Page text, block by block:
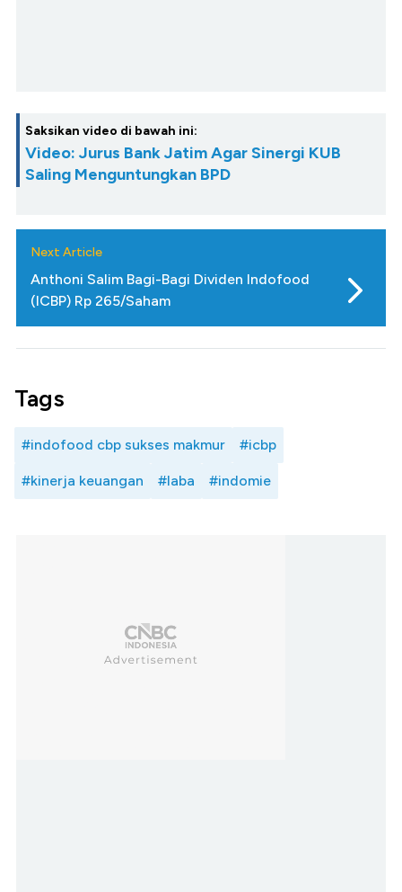
Saksikan video di bawah ini:
Video: Jurus Bank Jatim Agar Sinergi KUB
Saling Menguntungkan BPD
Next Article
Anthoni Salim Bagi-Bagi Dividen Indofood
(ICBP) Rp 265/Saham
Tags
#indofood cbp sukses makmur #icbp
#kinerja keuangan #laba #indomie